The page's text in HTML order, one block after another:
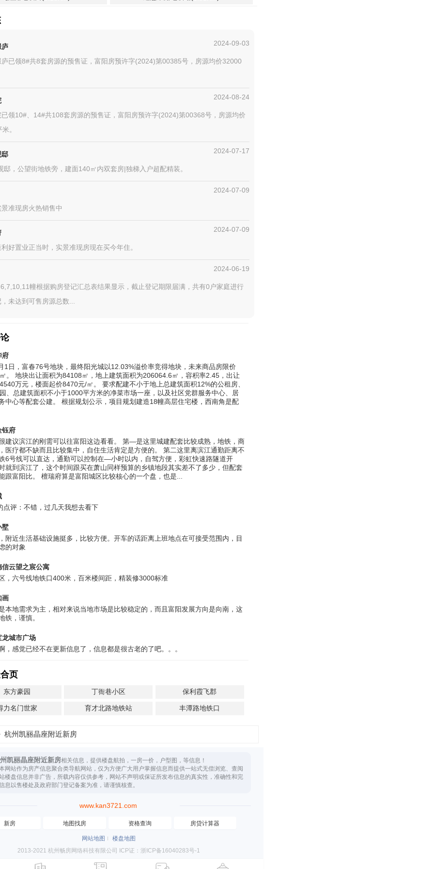
庐 2024-09-03
已领8#共8套房源的预售证，富阳房预许字(2024)第00385号，房源均价32000
2024-08-24
领10#、14#共108套房源的预售证，富阳房预许字(2024)第00368号，房源均价
。
邸 2024-07-17
邸，公望街地铁旁，建面140㎡内双套房|独梯入户超配精装。
2024-07-09
准现房火热销售中
2024-07-09
好置业正当时，实景准现房现在买今年住。
2024-06-19
幢根据购房登记汇总表结果显示，截止登记期限届满，共有0户家庭进行
未达到可售房源总数...
府
1日，富春76号地块，最终阳光城以12.03%溢价率竞得地块，未来商品房限价
。 地块出让面积为84108㎡，地上建筑面积为206064.6㎡，容积率2.45，出让
万元，楼面起价8470元/㎡。 要求配建不小于地上总建筑面积12%的公租房、
、总建筑面积不小于1000平方米的净菜市场一座，以及社区党群服务中心、居
中心等配套公建。 根据规划公示，项目规划建造18幢高层住宅楼，西南角是配
钰府
建议滨江的刚需可以往富阳这边看看。 第—是这里城建配套比较成熟，地铁，商
医疗都不缺而且比较集中，自住生活肯定是方便的。 第二这里离滨江通勤距离不
6号线可以直达，通勤可以控制在—小时以内，自驾方便，彩虹快速路隧道开
就到滨江了，这个时间跟买在萧山同样预算的乡镇地段其实差不了多少，但配套
跟富阳比。 檀瑞府算是富阳城区比较核心的一个盘，也是...
点评：不错，过几天我想去看下
墅
附近生活基础设施挺多，比较方便。开车的话距离上班地点在可接受范围内，目
的对象
信云望之宸公寓
，六号线地铁口400米，百米楼间距，精装修3000标准
画
本地需求为主，相对来说当地市场是比较稳定的，而且富阳发展方向是向南，这
铁，谨慎。
龙城市广场
，感觉已经不在更新信息了，信息都是很古老的了吧。。。
页
东方豪园 丁衙巷小区 保利霞飞郡
力名门世家 育才北路地铁站 丰潭路地铁口
杭州凯丽晶座附近新房
凯丽晶座附近新房相关信息，提供楼盘航拍，一房一价，户型图，等信息！
网站作为房产信息聚合类导航网站，仅为方便广大用户掌握信息而提供一站式无偿浏览、查阅
楼盘信息并非广告，所载内容仅供参考，网站不声明或保证所发布信息的真实性，准确性和完
息以售楼处及政府部门登记备案为准，请谨慎核查。
www.kan3721.com
新房 地图找房 资格查询 房贷计算器
网站地图
楼盘地图
2013-2021 杭州畅房网络科技有限公司 ICP证：浙ICP备16040283号-1